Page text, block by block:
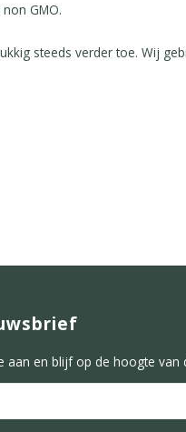
GMO.
steeds verder toe. Wij
aan en blijf op de hoogte van